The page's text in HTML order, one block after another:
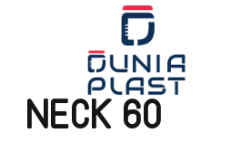
NECK 60